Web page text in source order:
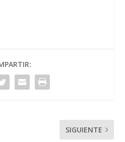
SIGUIENTE